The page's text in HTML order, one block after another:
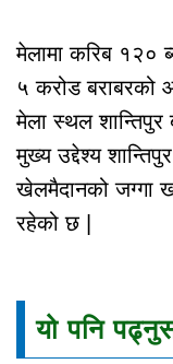
मेलामा करिब १२०
५ करोड बराबरको
मेला स्थल शान्तिपुर
मुख्य उद्देश्य
खेलमैदानको जग्गा
रहेको छ |
यो पनि